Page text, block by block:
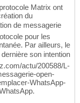
Matrix ont
du
de messagerie
pour les
Par ailleurs, le
son intention
actu/200588/L-
open-
WhatsApp-